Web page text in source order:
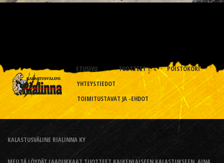
ETUSIVU TUOTTEET
POISTOKORI
YHTEYSTIEDOT
TOIMITUSTAVAT JA -EHDOT
KALASTUSVÄLINE RIALINNA KY